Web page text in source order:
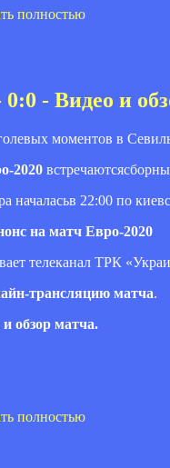
полностью
- Видео и
2020
началасьв 22:00 по
на матч Евро-2020
телеканал ТРК
трансляцию матча.
обзор матча.
полностью